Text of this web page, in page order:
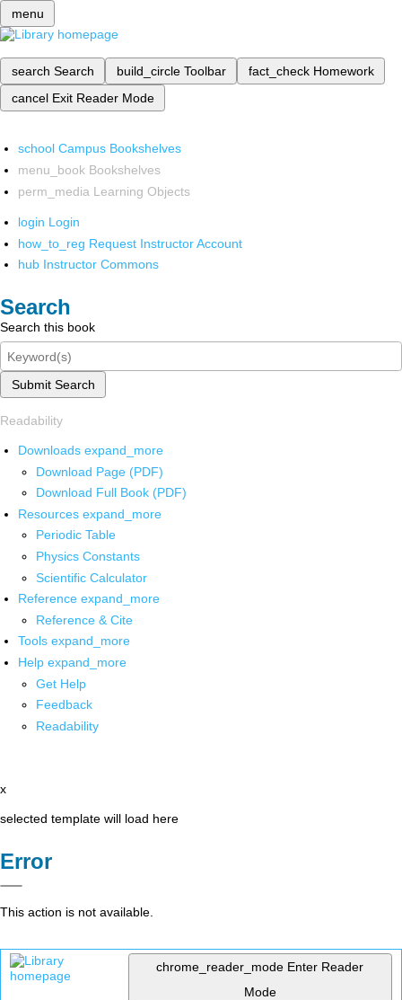
menu
search Search build_circle Toolbar fact_check Homework
cancel Exit Reader Mode
school Campus Bookshelves
menu_book Bookshelves
perm_media Learning Objects
login Login
how_to_reg Request Instructor Account
hub Instructor Commons
Search
Search this book
Submit Search
Readability
Downloads expand_more
Download Page (PDF)
Download Full Book (PDF)
Resources expand_more
Periodic Table
Physics Constants
Scientific Calculator
Reference expand_more
Reference & Cite
Tools expand_more
Help expand_more
Get Help
Feedback
Readability
x
selected template will load here
Error
This action is not available.
chrome_reader_mode Enter Reader
Mode